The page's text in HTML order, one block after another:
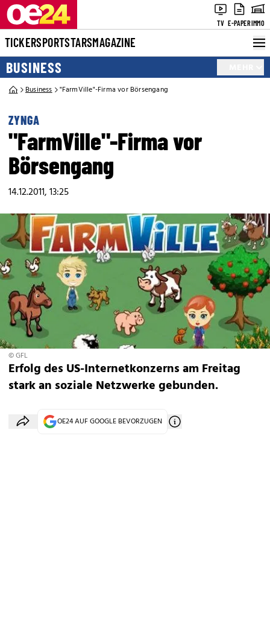
TV E-PAPERIMMO
TICKERSPORTSTARSMAGAZINE
BUSINESS
Business "FarmVille"-Firma vor Börsengang
ZYNGA
"FarmVille"-Firma vor
Börsengang
14.12.2011, 13:25
© GFL
Erfolg des US-Internetkonzerns am Freitag
stark an soziale Netzwerke gebunden.
OE24 AUF GOOGLE BEVORZUGEN